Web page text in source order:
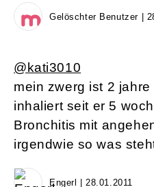
Gelöschter Benutzer |
@kati3010
mein zwerg ist 2 jahre
inhaliert seit er 5
Bronchitis mit
irgendwie so was
Engerl | 28.01.2011